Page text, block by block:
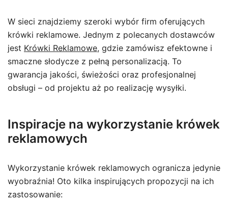
W sieci znajdziemy szeroki wybór firm oferujących
krówki reklamowe. Jednym z polecanych dostawców
jest Krówki Reklamowe, gdzie zamówisz efektowne i
smaczne słodycze z pełną personalizacją. To
gwarancja jakości, świeżości oraz profesjonalnej
obsługi – od projektu aż po realizację wysyłki.
Inspiracje na wykorzystanie krówek
reklamowych
Wykorzystanie krówek reklamowych ogranicza jedynie
wyobraźnia! Oto kilka inspirujących propozycji na ich
zastosowanie: